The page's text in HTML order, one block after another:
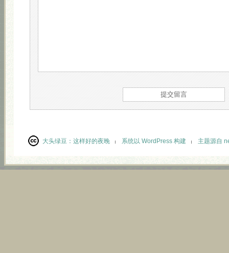
大头绿豆： 这样好的夜晚 系统以 WordPress 构建 主题源自